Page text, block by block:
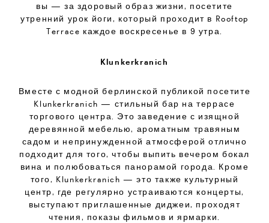
вы — за здоровый образ жизни, посетите
утренний урок йоги, который проходит в Rooftop
Terrace каждое воскресенье в 9 утра.
Klunkerkranich
Вместе с модной берлинской публикой посетите
Klunkerkranich — стильный бар на террасе
торгового центра. Это заведение с изящной
деревянной мебелью, ароматным травяным
садом и непринужденной атмосферой отлично
подходит для того, чтобы выпить вечером бокал
вина и полюбоваться панорамой города. Кроме
того, Klunkerkranich — это также культурный
центр, где регулярно устраиваются концерты,
выступают приглашенные диджеи, проходят
чтения, показы фильмов и ярмарки.